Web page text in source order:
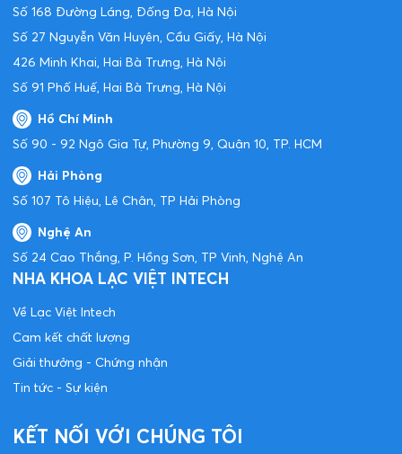
NHA KHOA LẠC VIỆT INTECH
Về Lạc Việt Intech
Cam kết chất lượng
Giải thưởng - Chứng nhận
Tin tức - Sự kiện
KẾT NỐI VỚI CHÚNG TÔI
Số 168 Đường Láng, Đống Đa, Hà Nội
Số 27 Nguyễn Văn Huyên, Cầu Giấy, Hà Nội
426 Minh Khai, Hai Bà Trưng, Hà Nội
Số 91 Phố Huế, Hai Bà Trưng, Hà Nội
Hồ Chí Minh
Số 90 - 92 Ngô Gia Tự, Phường 9, Quận 10, TP. HCM
Hải Phòng
Số 107 Tô Hiệu, Lê Chân, TP Hải Phòng
Nghệ An
Số 24 Cao Thắng, P. Hồng Sơn, TP Vinh, Nghệ An